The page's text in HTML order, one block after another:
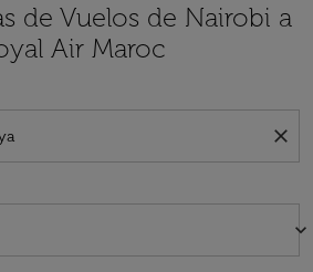
de Vuelos de Nairobi a
Air Maroc
close
keyboard_arrow_down